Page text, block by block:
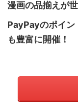
漫画の品揃えが
PayPayのポイン
も豊富に開催！